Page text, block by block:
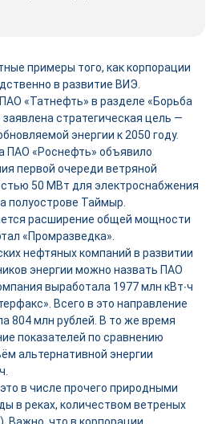
примеры того, как корпорации
в развитие ВИЭ.
«Татнефть» в разделе «Борьба
стратегическая цель —
энергии к 2050 году.
ПАО «Роснефть» объявило
первой очереди ветряной
50 МВт для электроснабжения
полуострове Таймыр.
расширение общей мощности
«Промразведка».
нефтяных компаний в развитии
энергии можно назвать ПАО
выработала 1977 млн кВт∙ч
Всего в это направление
804 млн руб­лей. В то же время
показателей по сравнению
альтернативной энергии
в числе прочего природными
в реках, количеством ветреных